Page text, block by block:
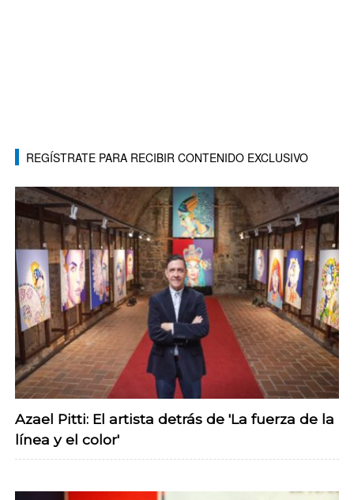
REGÍSTRATE PARA RECIBIR CONTENIDO EXCLUSIVO
Azael Pitti: El artista detrás de 'La fuerza de la
línea y el color'